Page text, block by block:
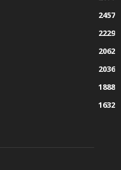
2457
2229
2062
2036
1888
1632